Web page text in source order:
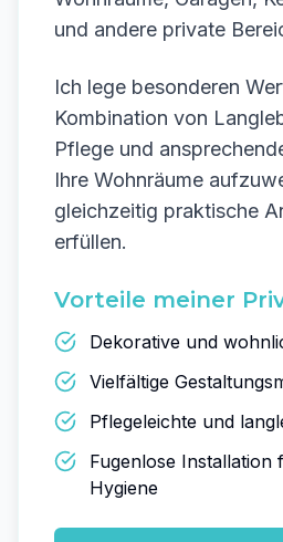
und andere private
Ich lege besonderen
Kombination von
Pflege und
Ihre Wohnräume
gleichzeitig praktische
erfüllen.
Vorteile meiner
Dekorative und
Vielfältige
Pflegeleichte und
Fugenlose Installation
Hygiene